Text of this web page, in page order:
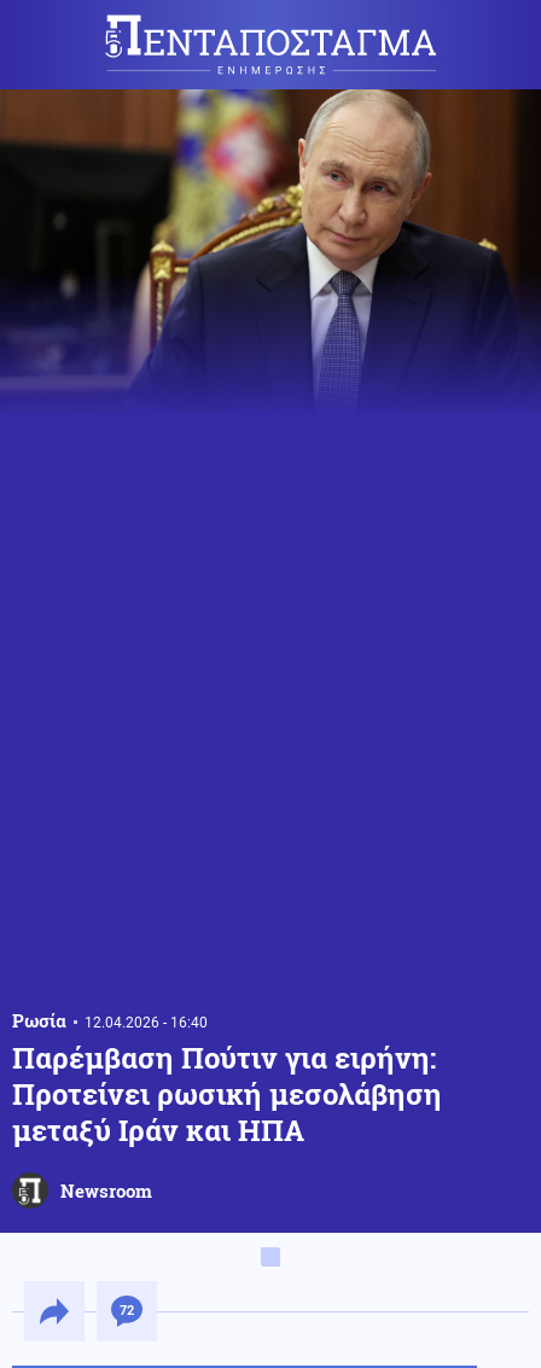
Ρωσία 12.04.2026 - 16:40
Παρέμβαση Πούτιν για ειρήνη:
Προτείνει ρωσική μεσολάβηση
μεταξύ Ιράν και ΗΠΑ
Newsroom
72